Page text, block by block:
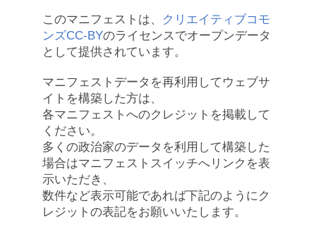
このマニフェストは、
クリエイティブコモ
ンズCC-BYのライセンスでオープンデータ
として提供されています。
マニフェストデータを再利用してウェブサ
イトを構築した方は、
各マニフェストへのクレジットを掲載して
ください。
多くの政治家のデータを利用して構築した
場合はマニフェストスイッチへリンクを表
示いただき、
数件など表示可能であれば下記のようにク
レジットの表記をお願いいたします。